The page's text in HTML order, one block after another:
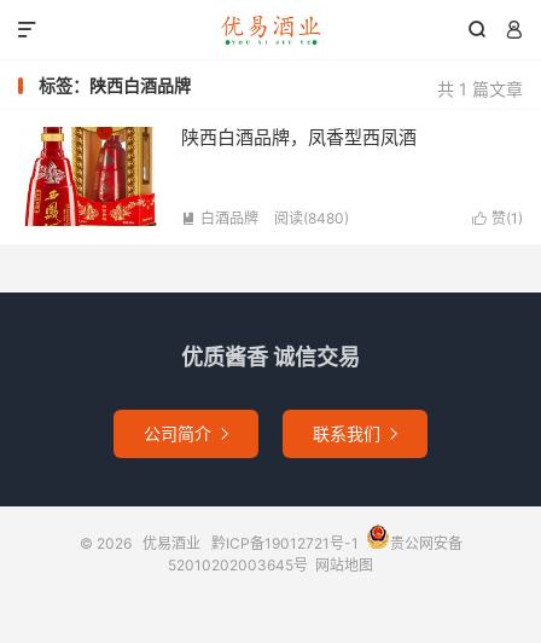
 

共 1 篇文章
标签：陕西白酒品牌
陕西白酒品牌，凤香型西凤酒
 赞(1 )
 白酒品牌 阅读(8480)
优质酱香 诚信交易
公司简介  联系我们 
© 2026 优易酒业 黔ICP备19012721号-1
贵公网安备
52010202003645号 网站地图